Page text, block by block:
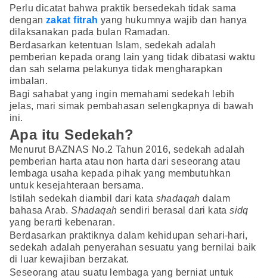
Perlu dicatat bahwa praktik bersedekah tidak sama
dengan zakat fitrah yang hukumnya wajib dan hanya
dilaksanakan pada bulan Ramadan.
Berdasarkan ketentuan Islam, sedekah adalah
pemberian kepada orang lain yang tidak dibatasi waktu
dan sah selama pelakunya tidak mengharapkan
imbalan.
Bagi sahabat yang ingin memahami sedekah lebih
jelas, mari simak pembahasan selengkapnya di bawah
ini.
Apa itu Sedekah?
Menurut BAZNAS No.2 Tahun 2016, sedekah adalah
pemberian harta atau non harta dari seseorang atau
lembaga usaha kepada pihak yang membutuhkan
untuk kesejahteraan bersama.
Istilah sedekah diambil dari kata shadaqah dalam
bahasa Arab.Shadaqah sendiri berasal dari katasidq
yang berarti kebenaran.
Berdasarkan praktiknya dalam kehidupan sehari-hari,
sedekah adalah penyerahan sesuatu yang bernilai baik
di luar kewajiban berzakat.
Seseorang atau suatu lembaga yang berniat untuk